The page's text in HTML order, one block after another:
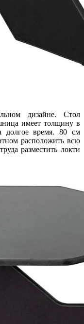
дизайне. Стол
имеет толщину в
долгое время. 80 см
расположить всю
разместить локти